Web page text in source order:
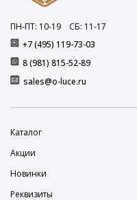
+7 (495) 119-73-03
8 (981) 815-52-89
ПН-ПТ: 10-19 СБ: 11-17
sales@o-luce.ru
Каталог
Акции
Новинки
Реквизиты